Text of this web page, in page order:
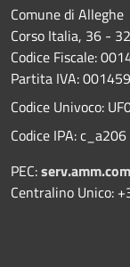
Comune di Alleghe
Corso Italia, 36 -
Codice Fiscale:
Partita IVA:
Codice Univoco:
Codice IPA: c_a206
PEC:
Centralino Unico: